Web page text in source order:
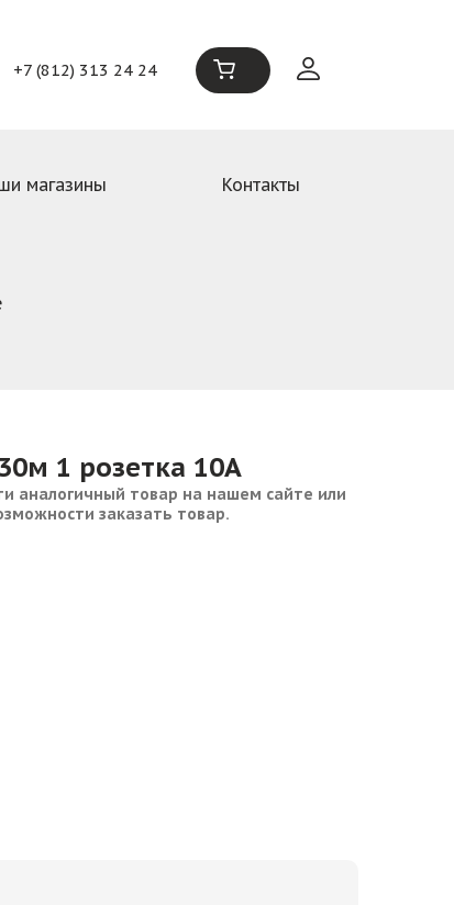
+7 (812) 313 24 24
магазины Контакты
1 розетка 10А
аналогичный товар на нашем сайте или
заказать товар.